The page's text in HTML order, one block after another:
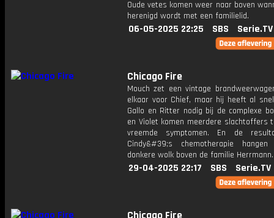
Oude vetes komen weer naar boven
herenigd wordt met een familielid.
06-05-2025 22:25 SBS Serie.TV
Chicago Fire
Mouch zet een vintage
elkaar voor Chief, maar hij heeft al
Gallo en Ritter nodig bij de complexe
en Violet komen meerdere slachtoffers
vreemde symptomen. En de
Cindy&#39;s chemotherapie
donkere wolk boven de familie Herrmann.
29-04-2025 22:17 SBS Serie.TV